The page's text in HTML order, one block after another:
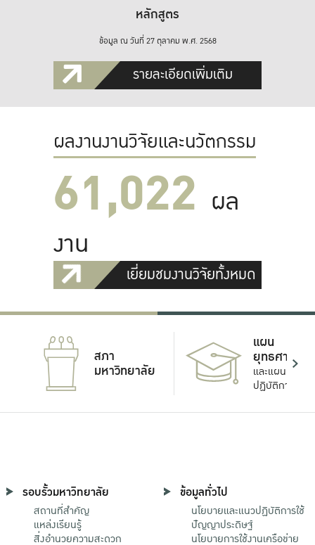
หลักสูตร
ข้อมูล ณ วันที่ 27 ตุลาคม พ.ศ. 2568
รายละเอียดเพิ่มเติม
ผลงานงานวิจัยและนวัตกรรม
61,022 ผล
งาน
เยี่ยมชมงานวิจัยทั้งหมด
สภา
มหาวิทยาลัย
แผน
ยุทธศาสตร์
และแผน
ปฏิบัติการ
รอบรั้วมหาวิทยาลัย
สถานที่สำคัญ
แหล่งเรียนรู้
สิ่งอำนวยความสะดวก
ข้อมูลทั่วไป
นโยบายและแนวปฏิบัติการใช้
ปัญญาประดิษฐ์
นโยบายการใช้งานเครือข่าย